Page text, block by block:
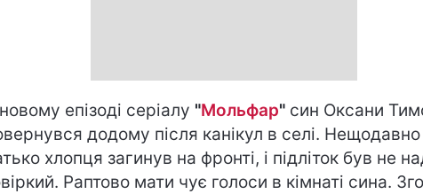
епізоді серіалу "Мольфар" син Оксани
додому після канікул в селі. Нещодавно
хлопця загинув на фронті, і підліток був не
Раптово мати чує голоси в кімнаті сина.